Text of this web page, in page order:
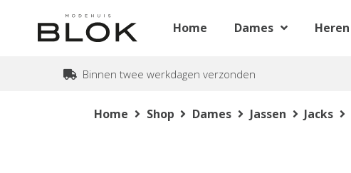
Home Dames Heren
Binnen twee werkdagen verzonden
Home Shop Dames Jassen Jacks